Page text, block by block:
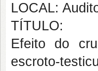
LOCAL:
TÍTULO:
Efeito do
escroto-